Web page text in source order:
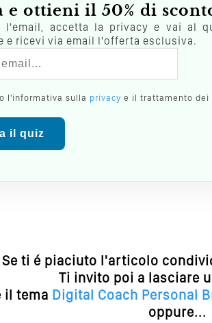
e ottieni il 50% di
l'email, accetta la privacy e vai al
e ricevi via email l'offerta esclusiva.
l'informativa sulla privacy e il trattamento dei
il quiz
Se ti é piaciuto l'articolo
Ti invito poi a lasciare
il tema Digital Coach Personal
oppure...